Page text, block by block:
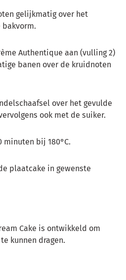
gelijkmatig over het
bakvorm.
Authentique aan (vulling 2)
banen over de kruidnoten
over het gevulde
ook met de suiker.
minuten bij 180°C.
plaatcake in gewenste
Cake is ontwikkeld om
kunnen dragen.